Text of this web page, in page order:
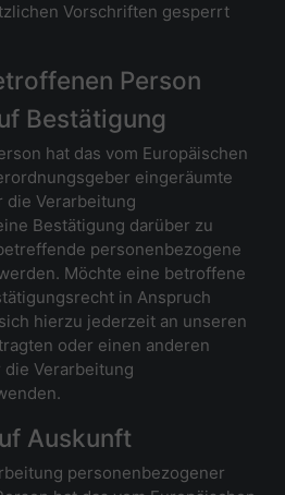
Vorschriften gesperrt
Person
Bestätigung
hat das vom Europäischen
eingeräumte
die Verarbeitung
Bestätigung darüber zu
personenbezogene
Möchte eine betroffene
in Anspruch
hierzu jederzeit an unseren
oder einen anderen
Verarbeitung
Auskunft
personenbezogener